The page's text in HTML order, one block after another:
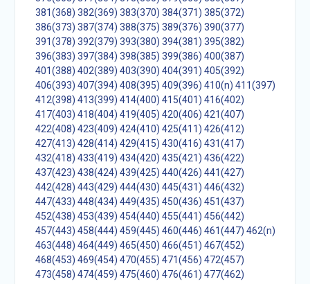
381(368) 382(369) 383(370) 384(371) 385(372)
386(373) 387(374) 388(375) 389(376) 390(377)
391(378) 392(379) 393(380) 394(381) 395(382)
396(383) 397(384) 398(385) 399(386) 400(387)
401(388) 402(389) 403(390) 404(391) 405(392)
406(393) 407(394) 408(395) 409(396) 410(n) 411(397)
412(398) 413(399) 414(400) 415(401) 416(402)
417(403) 418(404) 419(405) 420(406) 421(407)
422(408) 423(409) 424(410) 425(411) 426(412)
427(413) 428(414) 429(415) 430(416) 431(417)
432(418) 433(419) 434(420) 435(421) 436(422)
437(423) 438(424) 439(425) 440(426) 441(427)
442(428) 443(429) 444(430) 445(431) 446(432)
447(433) 448(434) 449(435) 450(436) 451(437)
452(438) 453(439) 454(440) 455(441) 456(442)
457(443) 458(444) 459(445) 460(446) 461(447) 462(n)
463(448) 464(449) 465(450) 466(451) 467(452)
468(453) 469(454) 470(455) 471(456) 472(457)
473(458) 474(459) 475(460) 476(461) 477(462)